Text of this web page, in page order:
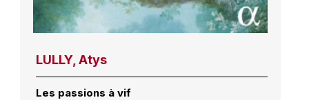
LULLY, Atys
Les passions à vif